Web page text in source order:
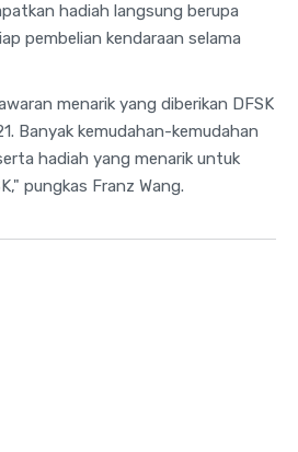
hadiah langsung berupa
pembelian kendaraan selama
menarik yang diberikan DFSK
Banyak kemudahan-kemudahan
hadiah yang menarik untuk
pungkas Franz Wang.